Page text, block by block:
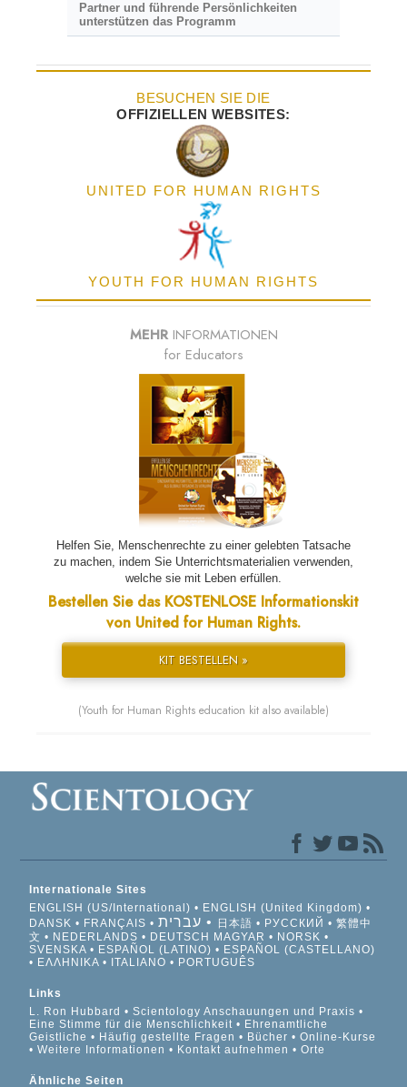
Partner und führende Persönlichkeiten
unterstützen das Programm
BESUCHEN SIE DIE
OFFIZIELLEN WEBSITES:
UNITED FOR HUMAN RIGHTS
YOUTH FOR HUMAN RIGHTS
MEHR INFORMATIONEN
for Educators
Helfen Sie, Menschenrechte zu einer gelebten Tatsache
zu machen, indem Sie Unterrichtsmaterialien verwenden,
welche sie mit Leben erfüllen.
Bestellen Sie das KOSTENLOSE Informationskit
von United for Human Rights.
KIT BESTELLEN »
(Youth for Human Rights education kit also available)
Internationale Sites
ENGLISH (US/International)
ENGLISH (United Kingdom)
DANSK
FRANÇAIS עברית 日本語 РУССКИЙ
繁體中
文
NEDERLANDS DEUTSCH MAGYAR
NORSK
SVENSKA
ESPAÑOL (LATINO)
ESPAÑOL (CASTELLANO)
ΕΛΛΗΝΙΚA
ITALIANO PORTUGUÊS
Links
L. Ron Hubbard
Scientology Anschauungen und Praxis
Eine Stimme für die Menschlichkeit
Ehrenamtliche
Geistliche
Häufig gestellte Fragen Bücher
Online-Kurse
Weitere Informationen
Kontakt aufnehmen Orte
Ähnliche Seiten